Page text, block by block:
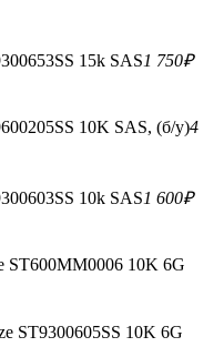
15k SAS1 750₽
10K SAS, (б/у)4
10k SAS1 600₽
ST600MM0006 10K 6G
ST9300605SS 10K 6G